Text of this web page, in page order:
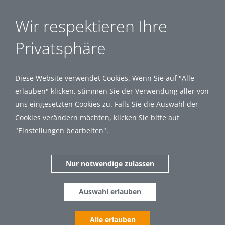
Wir respektieren Ihre
Privatsphäre
Diese Website verwendet Cookies. Wenn Sie auf "Alle
erlauben" klicken, stimmen Sie der Verwendung aller von
uns eingesetzten Cookies zu. Falls Sie die Auswahl der
Cookies verändern möchten, klicken Sie bitte auf
"Einstellungen bearbeiten".
Nur notwendige zulassen
Auswahl erlauben
Alle erlauben